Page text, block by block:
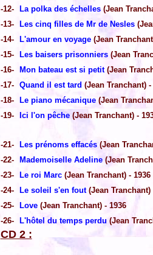
-12-
La polka des échelles(Jean
-13-
Les cinq filles de Mr de Nesles
-14-
L'amour en voyage(Jean
-15-
Les baisers prisonniers(Jean
-16-
Mon bateau est si petit(Jean
-17-
Quand il est tard (Jean Tranchant) -
-18-
Le piano mécanique(Jean
-19-
Ici l'on pêche(Jean Tranchant) -
-21-
Les prénoms effacés(Jean
-22-
Mademoiselle Adeline(Jean
-23-
Le roi Marc(Jean Tranchant) - 1936
-24-
Le soleil s'en fout(Jean Tranchant)
-25-
Love(Jean Tranchant) - 1936
-26-
L'hôtel du temps perdu(Jean
CD 2 :